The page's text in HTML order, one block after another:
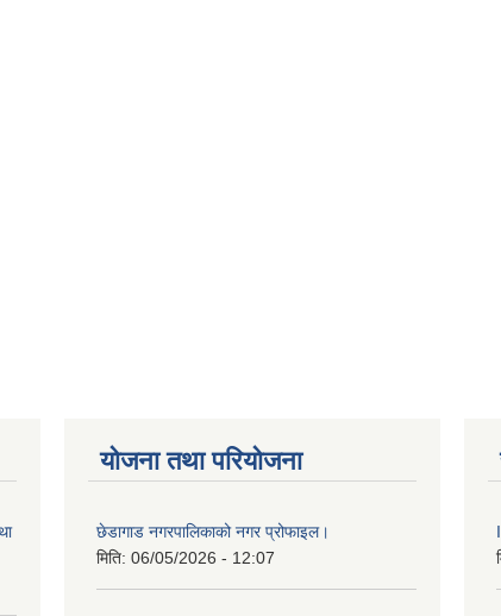
योजना तथा परियोजना
छेडागाड नगरपालिकाको नगर प्रोफाइल।
मिति: 06/05/2026 - 12:07